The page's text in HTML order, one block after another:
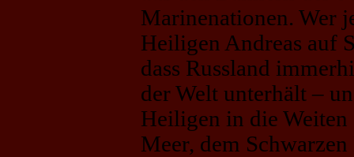
Marinenationen. Wer
Heiligen Andreas auf
dass Russland
der Welt unterhält –
Heiligen in die Weiten
Meer, dem